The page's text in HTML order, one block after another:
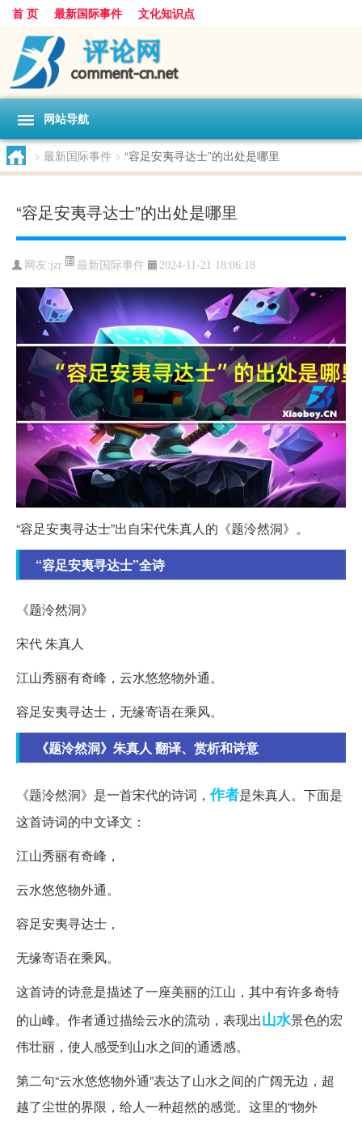
首 页 最新国际事件 文化知识点
网站导航
> 最新国际事件 > “容足安夷寻达士”的出处是哪里
“容足安夷寻达士”的出处是哪里
网友:jzr 最新国际事件 2024-11-21 18:06:18
“容足安夷寻达士”出自宋代朱真人的《题泠然洞》。
“容足安夷寻达士”全诗
《题泠然洞》
宋代 朱真人
江山秀丽有奇峰，云水悠悠物外通。
容足安夷寻达士，无缘寄语在乘风。
《题泠然洞》朱真人 翻译、赏析和诗意
《题泠然洞》是一首宋代的诗词，作者是朱真人。下面是
这首诗词的中文译文：
江山秀丽有奇峰，
云水悠悠物外通。
容足安夷寻达士，
无缘寄语在乘风。
这首诗的诗意是描述了一座美丽的江山，其中有许多奇特
的山峰。作者通过描绘云水的流动，表现出山水景色的宏
伟壮丽，使人感受到山水之间的通透感。
第二句“云水悠悠物外通”表达了山水之间的广阔无边，超
越了尘世的界限，给人一种超然的感觉。这里的“物外